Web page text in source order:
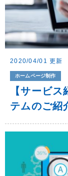
2020/04/01 更新
ホームページ制作
【サービ
テムのご紹